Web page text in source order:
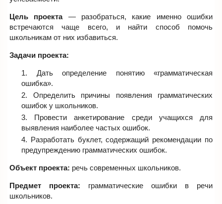
Цель проекта— разобраться, какие именно ошибки
встречаются чаще всего, и найти способ помочь
школьникам от них избавиться.
Задачи проекта:
Дать определение понятию «грамматическая
ошибка».
Определить причины появления грамматических
ошибок у школьников.
Провести анкетирование среди учащихся для
выявления наиболее частых ошибок.
Разработать буклет, содержащий рекомендации по
предупреждению грамматических ошибок.
Объект проекта: речь современных школьников.
Предмет проекта: грамматические ошибки в речи
школьников.